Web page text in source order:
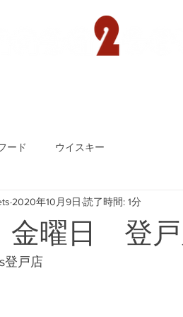
ード ウイスキー
曜日 登戸
2020年10月9日 読了時間: 1分
登戸店